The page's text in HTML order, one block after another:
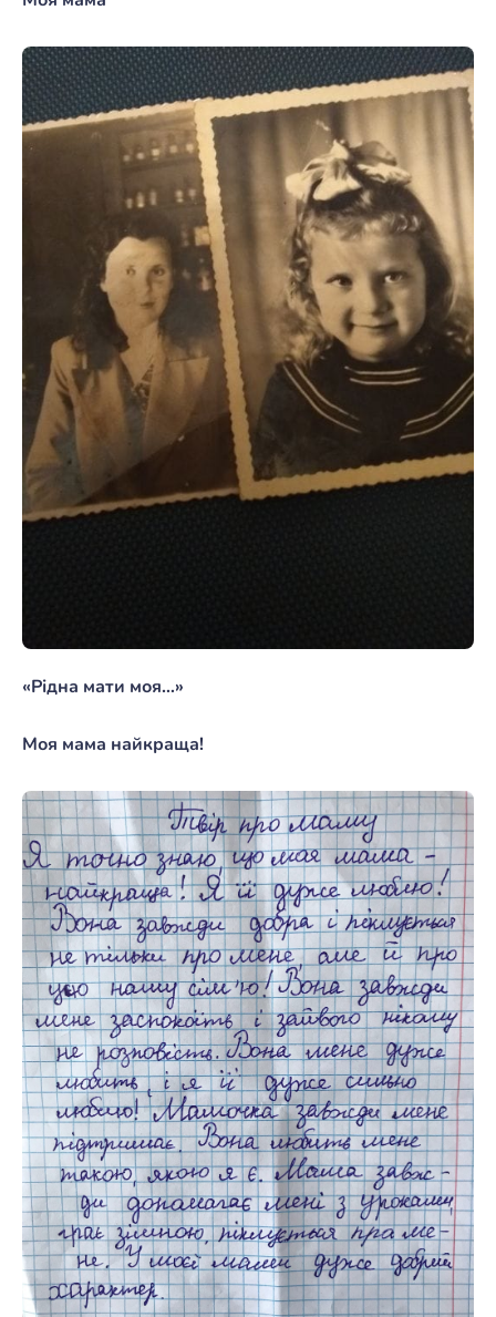
«Рідна мати моя…»
Моя мама найкраща!